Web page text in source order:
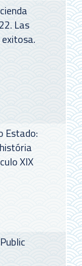
Las
Estado:
XIX